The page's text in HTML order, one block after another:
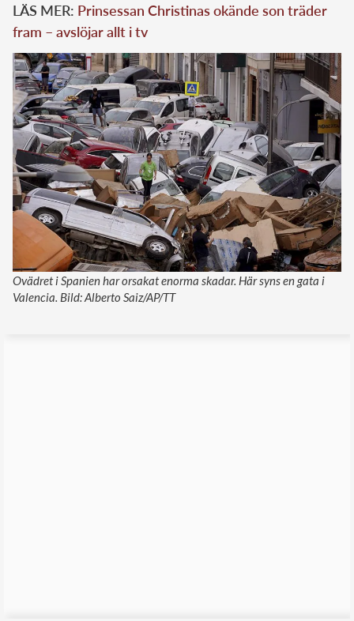
LÄS MER: Prinsessan Christinas okände son träder
fram – avslöjar allt i tv
Ovädret i Spanien har orsakat enorma skadar. Här syns en gata i
Valencia. Bild: Alberto Saiz/AP/TT